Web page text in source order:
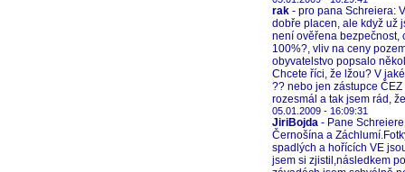
rak - pro pana Schreiera:
dobře placen, ale když už
není ověřena bezpečnost,
100%?, vliv na ceny
obyvatelstvo popsalo
Chcete říci, že lžou? V
?? nebo jen zástupce
rozesmál a tak jsem rád,
05.01.2009 - 16:09:31
JiriBojda - Pane
Černošína a
spadlých a hořících VE
jsem si zjistil,následkem